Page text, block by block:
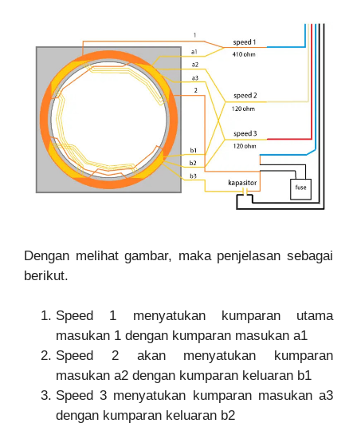
Dengan melihat gambar, maka penjelasan sebagai
berikut.
Speed 1 menyatukan kumparan utama
masukan 1 dengan kumparan masukan a1
Speed 2 akan menyatukan kumparan
masukan a2 dengan kumparan keluaran b1
Speed 3 menyatukan kumparan masukan a3
dengan kumparan keluaran b2